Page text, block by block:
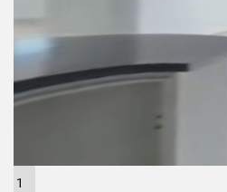
1